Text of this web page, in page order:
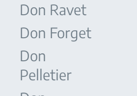
Don Ravet
Don Forget
Don
Pelletier